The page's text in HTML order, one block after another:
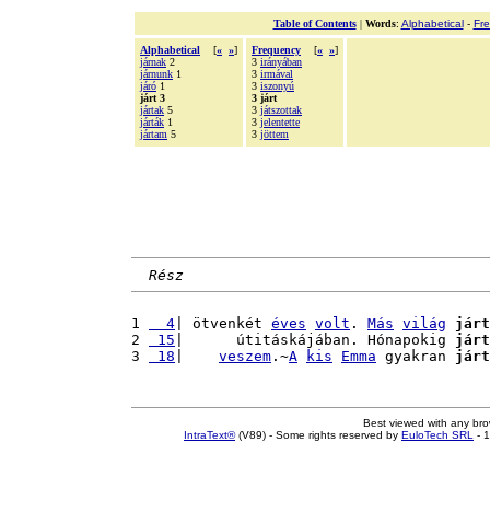
Table of Contents| Words: Alphabetical-
Alphabetical [« »]
járnak 2
járnunk 1
járó 1
járt 3
jártak 5
járták 1
jártam 5
Frequency [« »]
3 irányában
3 irmával
3 iszonyú
3 járt
3 játszottak
3 jelentette
3 jöttem
Rész
1
  4
| ötvenkét éves volt . Más világ
járt
2
15 |      útitáskájában. Hónapokig járt
3
18 veszem .~A kis Emma gyakran járt
Best viewed with any
IntraText®(V89) - Some rights reserved by EuloTech SRL -